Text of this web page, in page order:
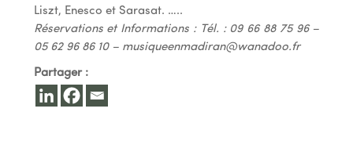
Liszt, Enesco et Sarasat. …..
Réservations et Informations : Tél. : 09 66 88 75 96 –
05 62 96 86 10 – musiqueenmadiran@wanadoo.fr
Partager :